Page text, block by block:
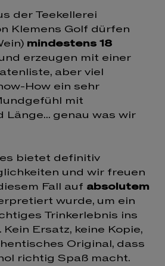
der Teekellerei
Klemens Golf dürfen
mindestens 18
erzeugen mit einer
aber viel
How ein sehr
mit
Länge... genau was wir
bietet definitiv
und wir freuen
Fall auf absolutem
wurde, um ein
Trinkerlebnis ins
Ersatz, keine Kopie,
Original, dass
richtig Spaß macht.